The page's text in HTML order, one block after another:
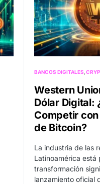
BANCOS DIGITALES
Western
Dólar Digital:
Competir
de Bitcoin?
La industria de las
Latinoamérica está
transformación
lanzamiento oficial